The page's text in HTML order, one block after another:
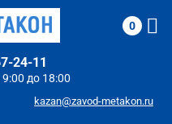
до 18:00
24-11
kazan@zavod-metakon.ru
0